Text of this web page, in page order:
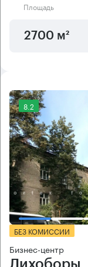
Площадь
2700 м²
8.2
БЕЗ КОМИССИИ
Бизнес-центр